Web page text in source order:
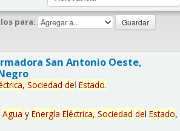
para:
San Antonio Oeste,
Sociedad del Estado.
Agua y Energía Eléctrica, Sociedad del Estado,